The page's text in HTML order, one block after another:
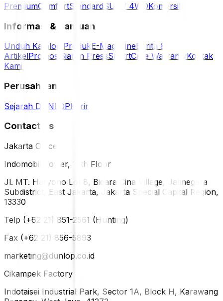
PremiumComfortStandard SUV / 4WDKomersil
Informasi & Bantuan
Unduh Katalog ProdukE-MagazineBerita &
ArtikelPromosi Siaran PressSmartCare WarrantyKontak
Kami
Perusahaan
Sejarah DUNLOPKarir
Contact Us
Jakarta Office
Indomobil Tower, 12th Floor
Jl. MT. Haryono Lot 8, Bidara Cina Village, Jatinegara
Subdistrict, East Jakarta, Jakarta Special Capital Region,
13330
Telp (+62 21) 851-2561 (Hunting)
Fax (+62 21) 856-5893
marketing@dunlop.co.id
Cikampek Factory
Indotaisei Industrial Park, Sector 1A, Block H, Karawang